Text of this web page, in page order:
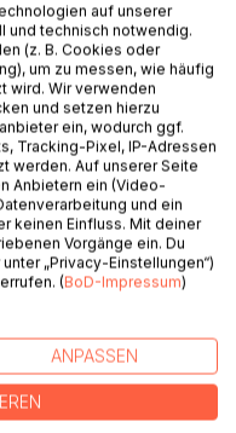
Aber sie
sie, fast jeder hat
unserer Zeit,
wir Christen uns
Jesu sollten wir
zu stärken und zu
Es soll eine
Glauben
auf unserer
und technisch notwendig.
(z. B. Cookies oder
um zu messen, wie häufig
wird. Wir verwenden
und setzen hierzu
ein, wodurch ggf.
Tracking-Pixel, IP-Adressen
werden. Auf unserer Seite
Anbietern ein (Video-
und ein
keinen Einfluss. Mit deiner
Vorgänge ein. Du
„Privacy-Einstellungen“)
(BoD-Impressum)
ANPASSEN